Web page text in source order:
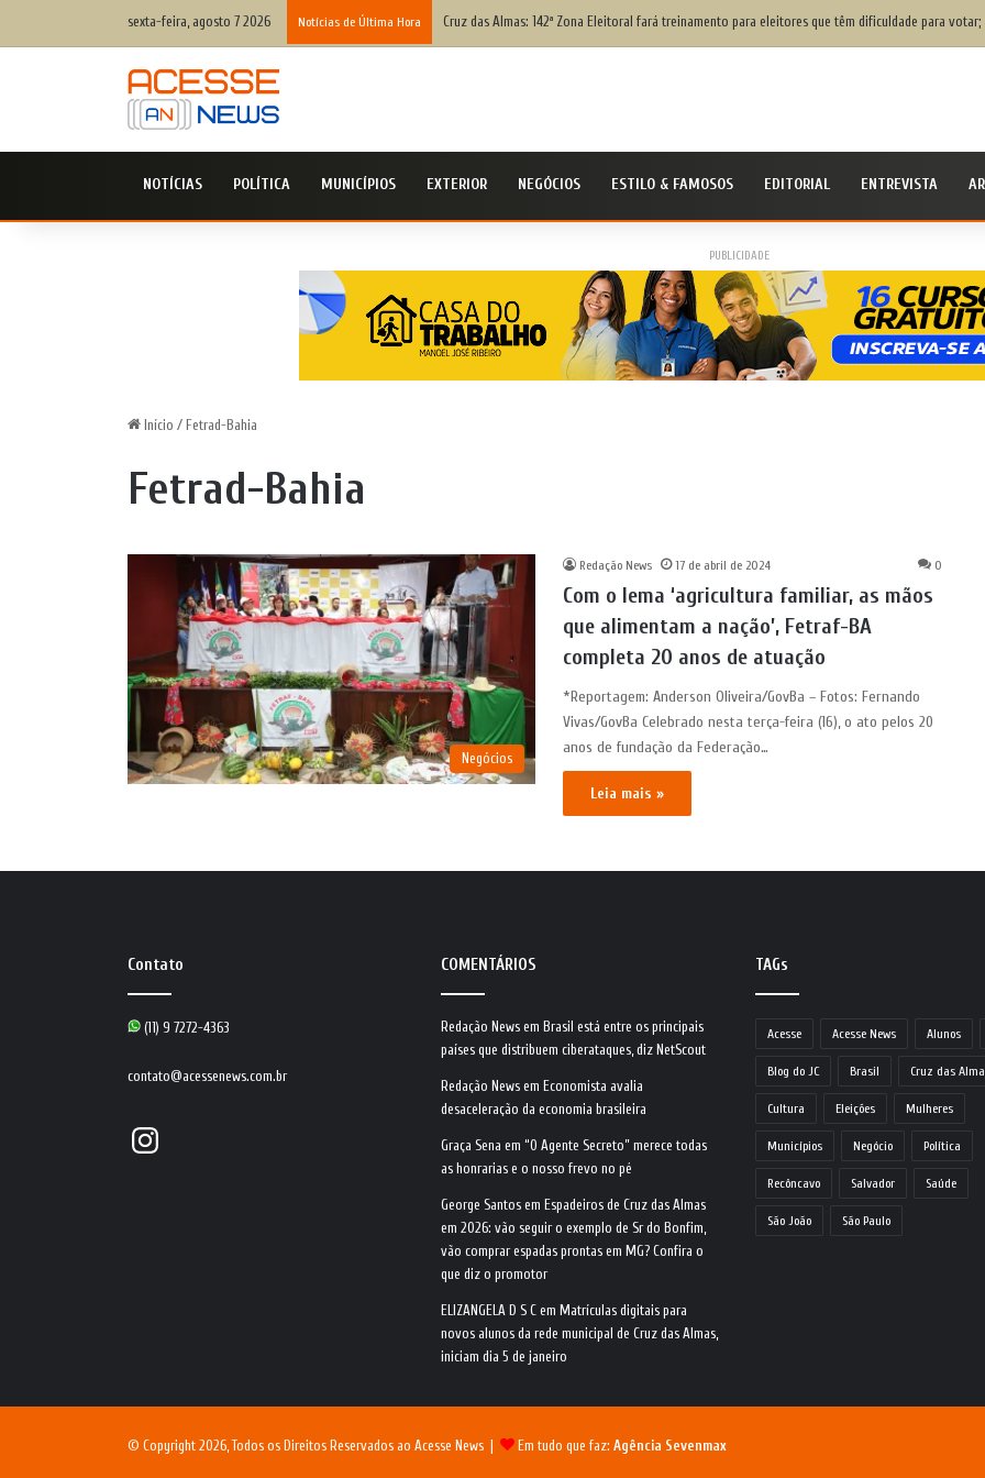
sexta-feira, agosto 7 2026 Notícias de Última Hora Cruz das Almas: 142ª Zona Eleitoral fará treinamento para eleitores que têm dificuldade para
NOTÍCIAS POLÍTICA MUNICÍPIOS EXTERIOR NEGÓCIOS ESTILO & FAMOSOS EDITORIAL ENTREVISTA
PUBLICIDADE
Início / Fetrad-Bahia
Fetrad-Bahia
Negócios
Redação News 17 de abril de 2024 0
Com o lema ‘agricultura familiar, as mãos
que alimentam a nação’, Fetraf-BA
completa 20 anos de atuação
*Reportagem: Anderson Oliveira/GovBa – Fotos: Fernando
Vivas/GovBa Celebrado nesta terça-feira (16), o ato pelos 20
anos de fundação da Federação…
Leia mais »
Contato
(11) 9 7272-4363
contato@acessenews.com.br
Instagram
COMENTÁRIOS
Redação News em Brasil está entre os principais
países que distribuem ciberataques, diz NetScout
Redação News em Economista avalia
desaceleração da economia brasileira
Graça Sena em“O Agente Secreto” merece todas
as honrarias e o nosso frevo no pé
George Santos em Espadeiros de Cruz das Almas
em 2026: vão seguir o exemplo de Sr do Bonfim,
vão comprar espadas prontas em MG? Confira o
que diz o promotor
ELIZANGELA D S C em Matrículas digitais para
novos alunos da rede municipal de Cruz das Almas,
iniciam dia 5 de janeiro
TAGs
Acesse Acesse News Alunos
Blog do JC Brasil Cruz das
Cultura Eleições Mulheres
Municípios Negócio Política
Recôncavo Salvador Saúde
São João São Paulo
© Copyright 2026, Todos os Direitos Reservados ao Acesse News | Em tudo que faz: Agência Sevenmax